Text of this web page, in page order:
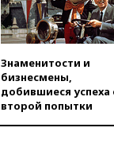
Знаменитости и
бизнесмены,
добившиеся успеха
второй попытки